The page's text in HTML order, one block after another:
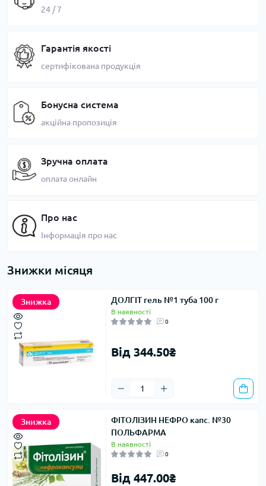
24 / 7
Гарантія якості
сертифікована продукція
Бонусна система
акційна пропозиція
Зручна оплата
оплата онлайн
Про нас
Інформація про нас
Знижки місяця
Знижка ДОЛГІТ гель №1 туба 100 г
В наявності
0
Від 344.50₴
Знижка
ФІТОЛІЗИН НЕФРО капс. №30
ПОЛЬФАРМА
В наявності
0
Від 447.00₴